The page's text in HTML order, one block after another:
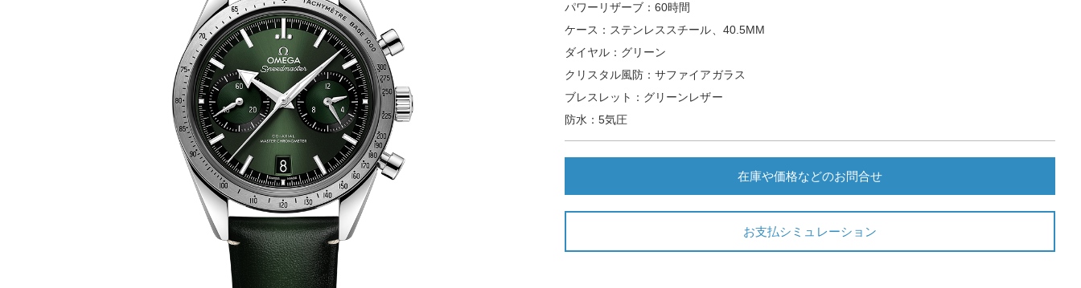
パワーリザーブ：60時間
ケース：ステンレススチール、40.5MM
ダイヤル：グリーン
クリスタル風防：サファイアガラス
ブレスレット：グリーンレザー
防水：5気圧
在庫や価格などのお問合せ
お支払シミュレーション